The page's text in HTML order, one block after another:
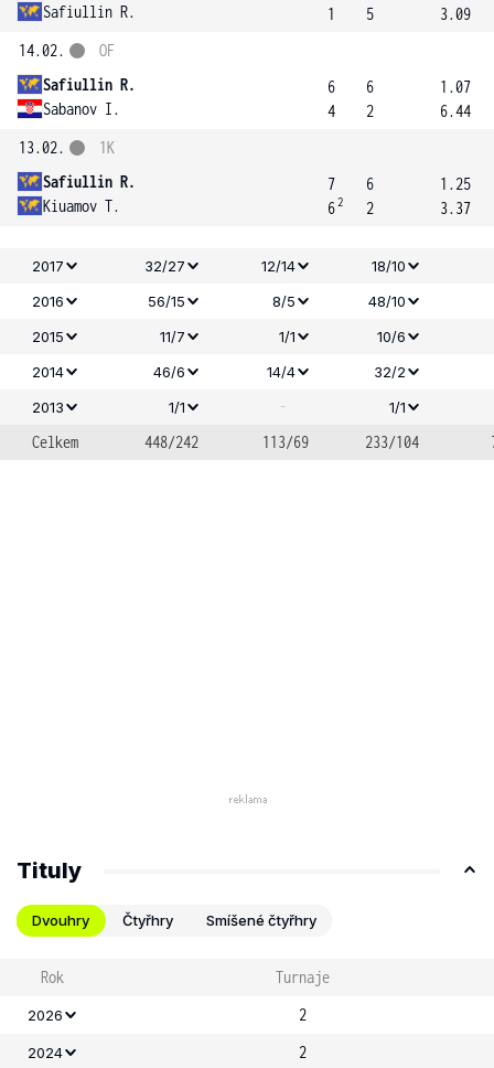
Safiullin R.
1
5
3.09
14.02.
Safiullin R.
Sabanov I.
OF
6
4
6
2
1.07
6.44
13.02.
Safiullin R.
Kiuamov T.
1K
7
62
6
2
1.25
3.37
2017 32/27 12/14 18/10
2016
56/15 8/5
48/10
2015
11/7 1/1
10/6
2014
46/6 14/4
32/2
2013
1/1 - 1/1
Celkem 448/242 113/69 233/104
Tituly
Dvouhry Čtyřhry Smíšené čtyřhry
Rok Turnaje
2026 2
2024 2